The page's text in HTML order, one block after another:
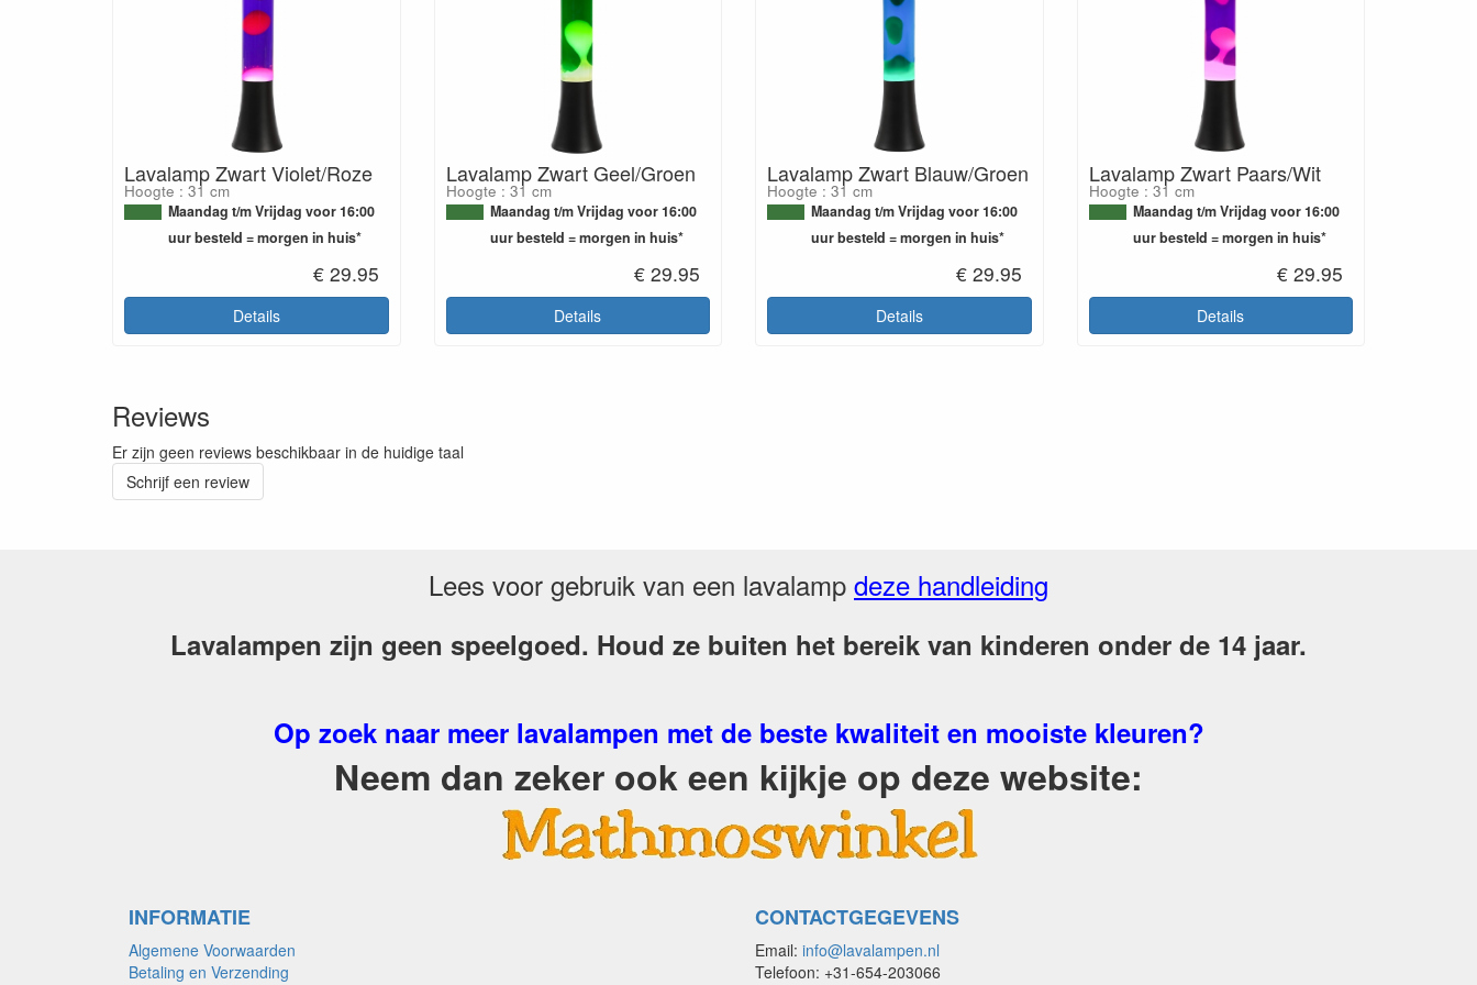
Lavalamp Zwart Violet/Roze
Hoogte : 31 cm
Maandag t/m Vrijdag voor 16:00
uur besteld = morgen in huis*
€ 29.95
Details
Lavalamp Zwart Geel/Groen
Hoogte : 31 cm
Maandag t/m Vrijdag voor 16:00
uur besteld = morgen in huis*
€ 29.95
Details
Lavalamp Zwart Blauw/Groen
Hoogte : 31 cm
Maandag t/m Vrijdag voor 16:00
uur besteld = morgen in huis*
€ 29.95
Details
Lavalamp Zwart Paars/Wit
Hoogte : 31 cm
Maandag t/m Vrijdag voor 16:00
uur besteld = morgen in huis*
€ 29.95
Details
Reviews
Er zijn geen reviews beschikbaar in de huidige taal
Schrijf een review
Lees voor gebruik van een lavalamp deze handleiding
Lavalampen zijn geen speelgoed. Houd ze buiten het bereik van kinderen onder de 14 jaar.
Op zoek naar meer lavalampen met de beste kwaliteit en mooiste kleuren?
Neem dan zeker ook een kijkje op deze website:
INFORMATIE
Algemene Voorwaarden
Betaling en Verzending
CONTACTGEGEVENS
Email: info@lavalampen.nl
Telefoon: +31-654-203066